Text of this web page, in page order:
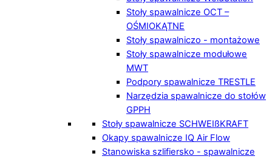
Stoły spawalnicze OCT –
OŚMIOKĄTNE
Stoły spawalniczo - montażowe
Stoły spawalnicze modułowe
MWT
Podpory spawalnicze TRESTLE
Narzędzia spawalnicze do stołów
GPPH
Stoły spawalnicze SCHWEIßKRAFT
Okapy spawalnicze IQ Air Flow
Stanowiska szlifiersko - spawalnicze